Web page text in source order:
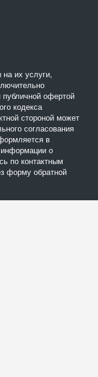
их услуги,
офертой
кодекса
стороной может
согласования
в
о
по контактным
форму обратной